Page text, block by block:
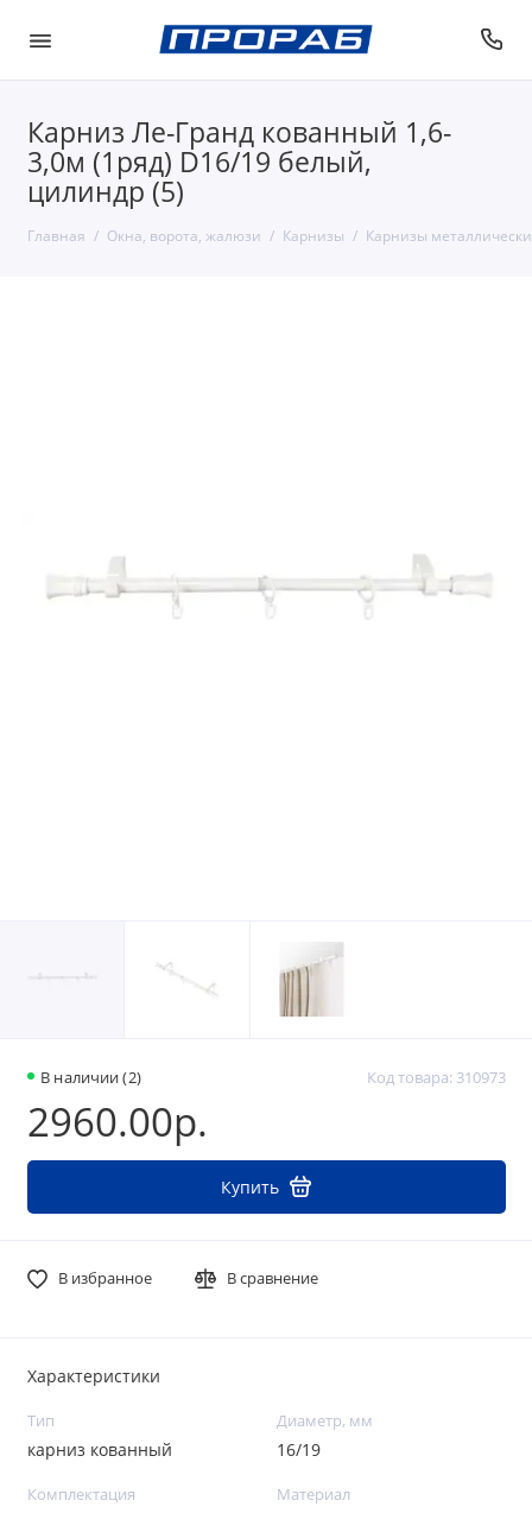
Карниз Ле-Гранд кованный 1,6-
3,0м (1ряд) D16/19 белый,
цилиндр (5)
Главная Окна, ворота, жалюзи Карнизы Карнизы
В наличии (2) Код товара: 310973
2960.00р.
Купить
В избранное В сравнение
Характеристики
Тип
карниз кованный
Диаметр, мм
16/19
Комплектация Материал